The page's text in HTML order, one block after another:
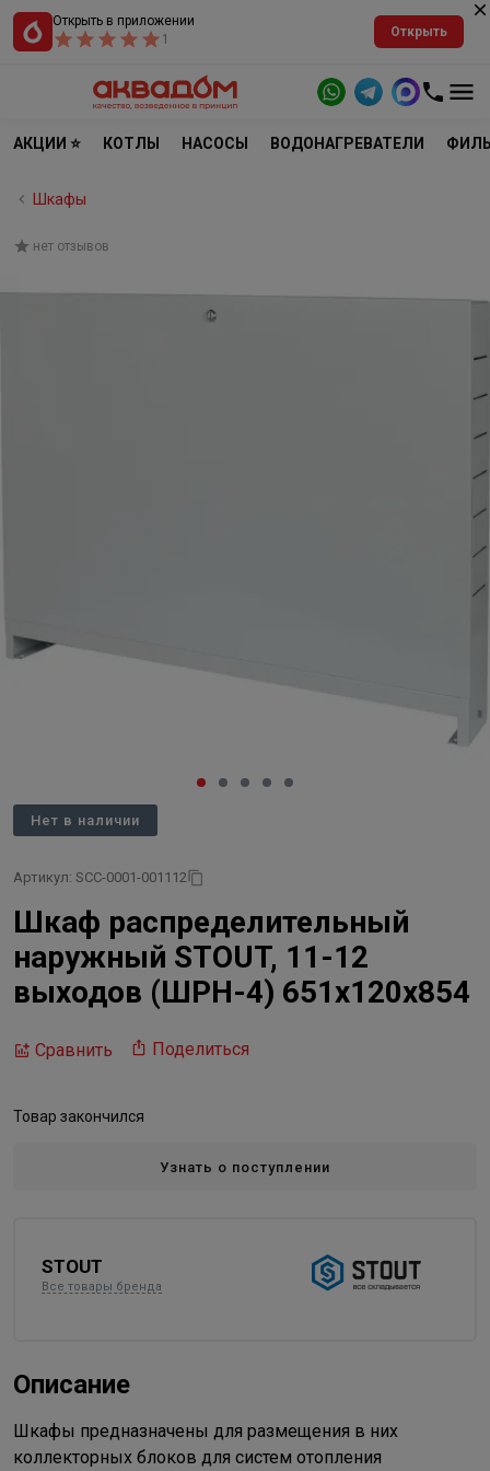
Открыть в приложении
1
Открыть
АКЦИИ ⭐ КОТЛЫ НАСОСЫ ВОДОНАГРЕВАТЕЛИ
Шкафы
нет отзывов
Нет в наличии
Артикул: SCC-0001-001112
Шкаф распределительный
наружный STOUT, 11-12
выходов (ШРН-4) 651х120х854
Сравнить Поделиться
Товар закончился
Узнать о поступлении
STOUT
Все товары бренда
Описание
Шкафы предназначены для размещения в них
коллекторных блоков для систем отопления